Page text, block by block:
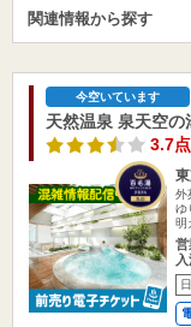
関連情報から探す
今空いています
天然温泉 泉天空の
3.7点
外
ゆ
明
営